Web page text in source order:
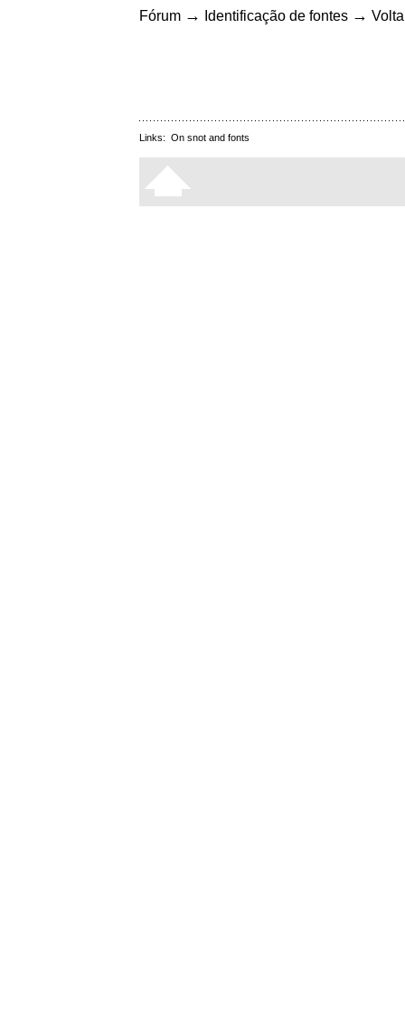
Fórum → Identificação de fontes →
Links: On snot and fonts